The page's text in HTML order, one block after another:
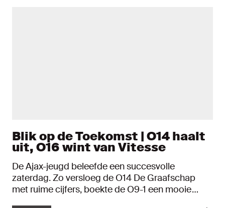
Blik op de Toekomst | O14 haalt
uit, O16 wint van Vitesse
De Ajax-jeugd beleefde een succesvolle
zaterdag. Zo versloeg de O14 De Graafschap
met ruime cijfers, boekte de O9-1 een mooie